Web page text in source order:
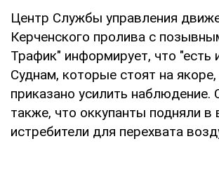
Центр Службы управления
Керченского пролива с
Трафик" информирует, что "есть
Суднам, которые стоят на
приказано усилить
также, что оккупанты подняли в
истребители для перехвата